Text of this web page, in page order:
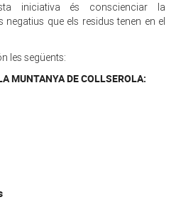
iniciativa és conscienciar la
que els residus tenen en el
les següents:
MUNTANYA DE COLLSEROLA: